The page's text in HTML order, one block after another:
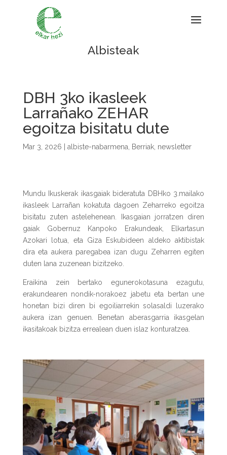
Albisteak
DBH 3ko ikasleek
Larrañako ZEHAR
egoitza bisitatu dute
Mar 3, 2026 albiste-nabarmena Berriak, newsletter
Mundu Ikuskerak ikasgaiak bideratuta DBHko 3.mailako
ikasleek Larrañan kokatuta dagoen Zeharreko egoitza
bisitatu zuten astelehenean. Ikasgaian jorratzen diren
gaiak Gobernuz Kanpoko Erakundeak, Elkartasun
Azokari lotua, eta Giza Eskubideen aldeko aktibistak
dira eta aukera paregabea izan dugu Zeharren egiten
duten lana zuzenean bizitzeko.
Eraikina zein bertako egunerokotasuna ezagutu,
erakundearen nondik-norakoez jabetu eta bertan une
honetan bizi diren bi egoiliarrekin solasaldi luzerako
aukera izan genuen. Benetan aberasgarria ikasgelan
ikasitakoak bizitza errealean duen islaz konturatzea.